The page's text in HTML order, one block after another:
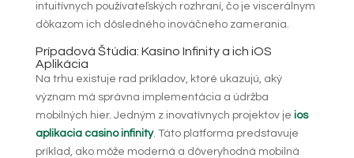
intuitívnych používateľských rozhraní, čo je viscerálnym
dôkazom ich dôsledného inováčneho zamerania.
Prípadová Štúdia: Kasíno Infinity a ich iOS
Aplikácia
Na trhu existuje rad príkladov, ktoré ukazujú, aký
význam má správna implementácia a údržba
mobilných hier. Jedným z inovatívnych projektov je ios
aplikacia casino infinity. Táto platforma predstavuje
príklad, ako môže moderná a dôveryhodná mobilná